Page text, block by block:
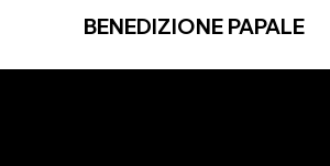
BENEDIZIONE PAPALE